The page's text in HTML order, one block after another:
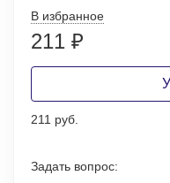
В избранное
211 ₽
211 руб.
Задать вопрос: